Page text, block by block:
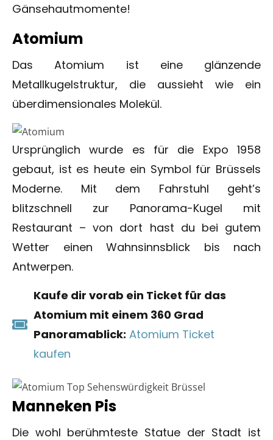
Gänsehautmomente!
Atomium
Das Atomium ist eine glänzende
Metallkugelstruktur, die aussieht wie ein
überdimensionales Molekül.
Ursprünglich wurde es für die Expo 1958
gebaut, ist es heute ein Symbol für Brüssels
Moderne. Mit dem Fahrstuhl geht’s
blitzschnell zur Panorama-Kugel mit
Restaurant – von dort hast du bei gutem
Wetter einen Wahnsinnsblick bis nach
Antwerpen.
Kaufe dir vorab ein Ticket für das
Atomium mit einem 360 Grad
Panoramablick: Atomium Ticket
kaufen
Manneken Pis
Die wohl berühmteste Statue der Stadt ist